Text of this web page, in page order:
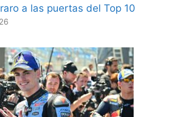
a las puertas del Top 10